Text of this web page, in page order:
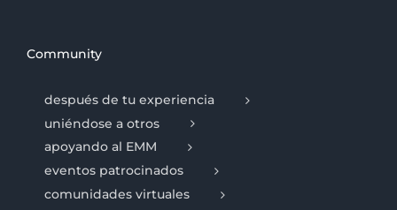
Community
después de tu experiencia
uniéndose a otros
apoyando al EMM
eventos patrocinados
comunidades virtuales